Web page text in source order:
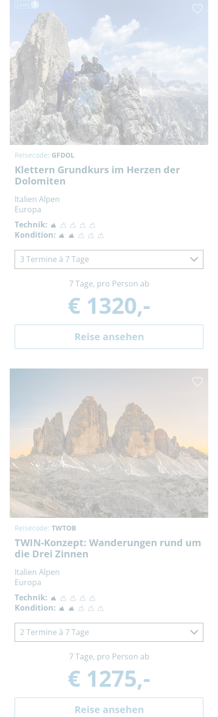
Reisecode: GFDOL
Klettern Grundkurs im Herzen der
Dolomiten
Italien Alpen
Europa
Technik:
Kondition:
3 Termine à 7 Tage
7 Tage, pro Person ab
€ 1320,-
Reise ansehen
Reisecode: TWTOB
TWIN-Konzept: Wanderungen rund um
die Drei Zinnen
Italien Alpen
Europa
Technik:
Kondition:
2 Termine à 7 Tage
7 Tage, pro Person ab
€ 1275,-
Reise ansehen